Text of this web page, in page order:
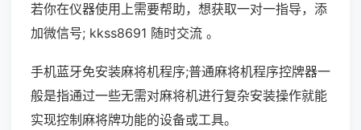
若你在仪器使用上需要帮助，想获取一对一指导，添
加微信号; kkss8691 随时交流 。
手机蓝牙免安装麻将机程序;普通麻将机程序控牌器一
般是指通过一些无需对麻将机进行复杂安装操作就能
实现控制麻将牌功能的设备或工具。